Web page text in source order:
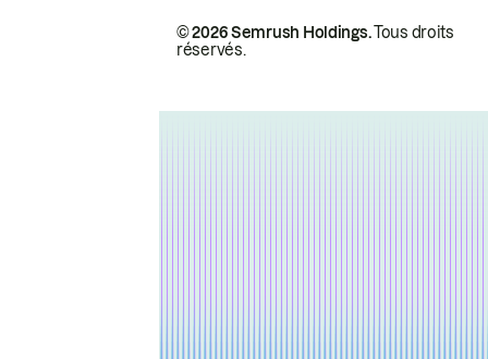
© 2026 Semrush Holdings.Tous droits
réservés.